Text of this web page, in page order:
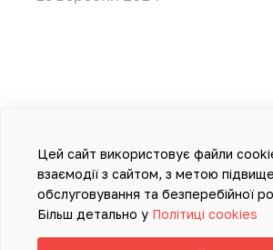
Цей сайт використовує файли
взаємодії з сайтом, з метою
обслуговування та безперебійної
Більш детально у Політиці cookies